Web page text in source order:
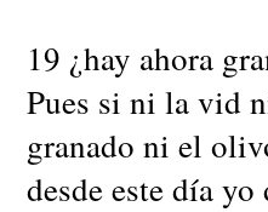
19 ¿hay ahora
Pues si ni la vid
granado ni el
desde este día